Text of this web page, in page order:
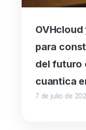
OVHcloud
para
del futuro
cuantica
7 de julio de